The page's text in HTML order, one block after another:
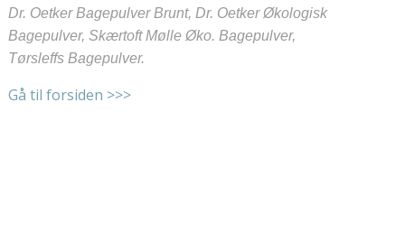
Dr. Oetker Bagepulver Brunt, Dr. Oetker Økologisk
Bagepulver, Skærtoft Mølle Øko. Bagepulver,
Tørsleffs Bagepulver.
Gå til forsiden >>>